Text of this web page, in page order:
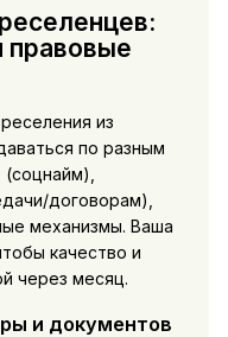
правовые
из
по разным
договорам),
механизмы. Ваша
качество и
через месяц.
и документов